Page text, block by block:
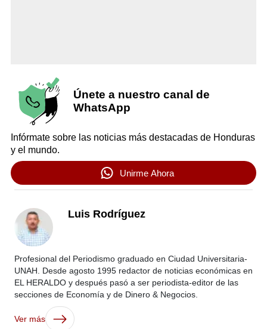
Únete a nuestro canal de
WhatsApp
Infórmate sobre las noticias más destacadas de Honduras
y el mundo.
Unirme Ahora
Luis Rodríguez
Profesional del Periodismo graduado en Ciudad Universitaria-
UNAH. Desde agosto 1995 redactor de noticias económicas en
EL HERALDO y después pasó a ser periodista-editor de las
secciones de Economía y de Dinero & Negocios.
Ver más